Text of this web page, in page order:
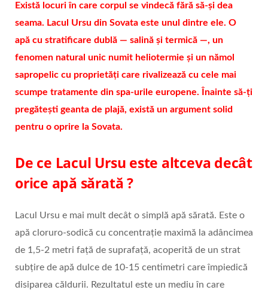
Există locuri în care corpul se vindecă fără să-şi dea
seama. Lacul Ursu din Sovata este unul dintre ele. O
apă cu stratificare dublă — salină şi termică —, un
fenomen natural unic numit heliotermie şi un nămol
sapropelic cu proprietăți care rivalizează cu cele mai
scumpe tratamente din spa-urile europene. Înainte să-ți
pregăteşti geanta de plajă, există un argument solid
pentru o oprire la Sovata.
De ce Lacul Ursu este altceva decât
orice apă sărată ?
Lacul Ursu e mai mult decât o simplă apă sărată. Este o
apă cloruro-sodică cu concentrație maximă la adâncimea
de 1,5-2 metri față de suprafață, acoperită de un strat
subțire de apă dulce de 10-15 centimetri care împiedică
disiparea căldurii. Rezultatul este un mediu în care